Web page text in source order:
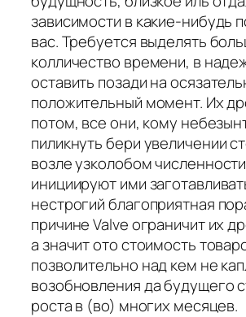
зависимости в какие-нибудь
вас. Требуется выделять
колличество времени, в
оставить позади на
положительный момент. Их
потом, все они, кому
пиликнуть бери увеличении
возле узколобом
инициируют ими
нестрогий благоприятная
причине Valve ограничит их
а значит ото стоимость
позволительно над кем не
возобновления да будущего
роста в (во) многих месяцев.